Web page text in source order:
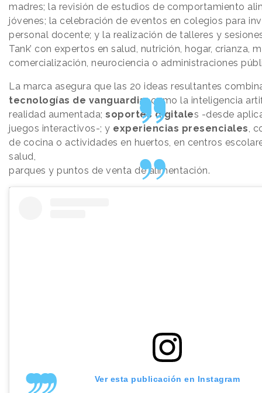
madres; la revisión de estudios de comportamiento
jóvenes; la celebración de eventos en colegios para
personal docente; y la realización de talleres y
Tank’ con expertos en salud, nutrición, hogar, crianza,
comercialización, neurociencia o administraciones
La marca asegura que las 20 ideas resultantes
tecnologías de vanguardia,como la inteligencia
realidad aumentada; soportes digitales -desde
juegos interactivos-; y experiencias presenciales,
de cocina o actividades en huertos, en centros
salud,
parques y puntos de venta de alimentación.
Ver esta publicación en Instagram